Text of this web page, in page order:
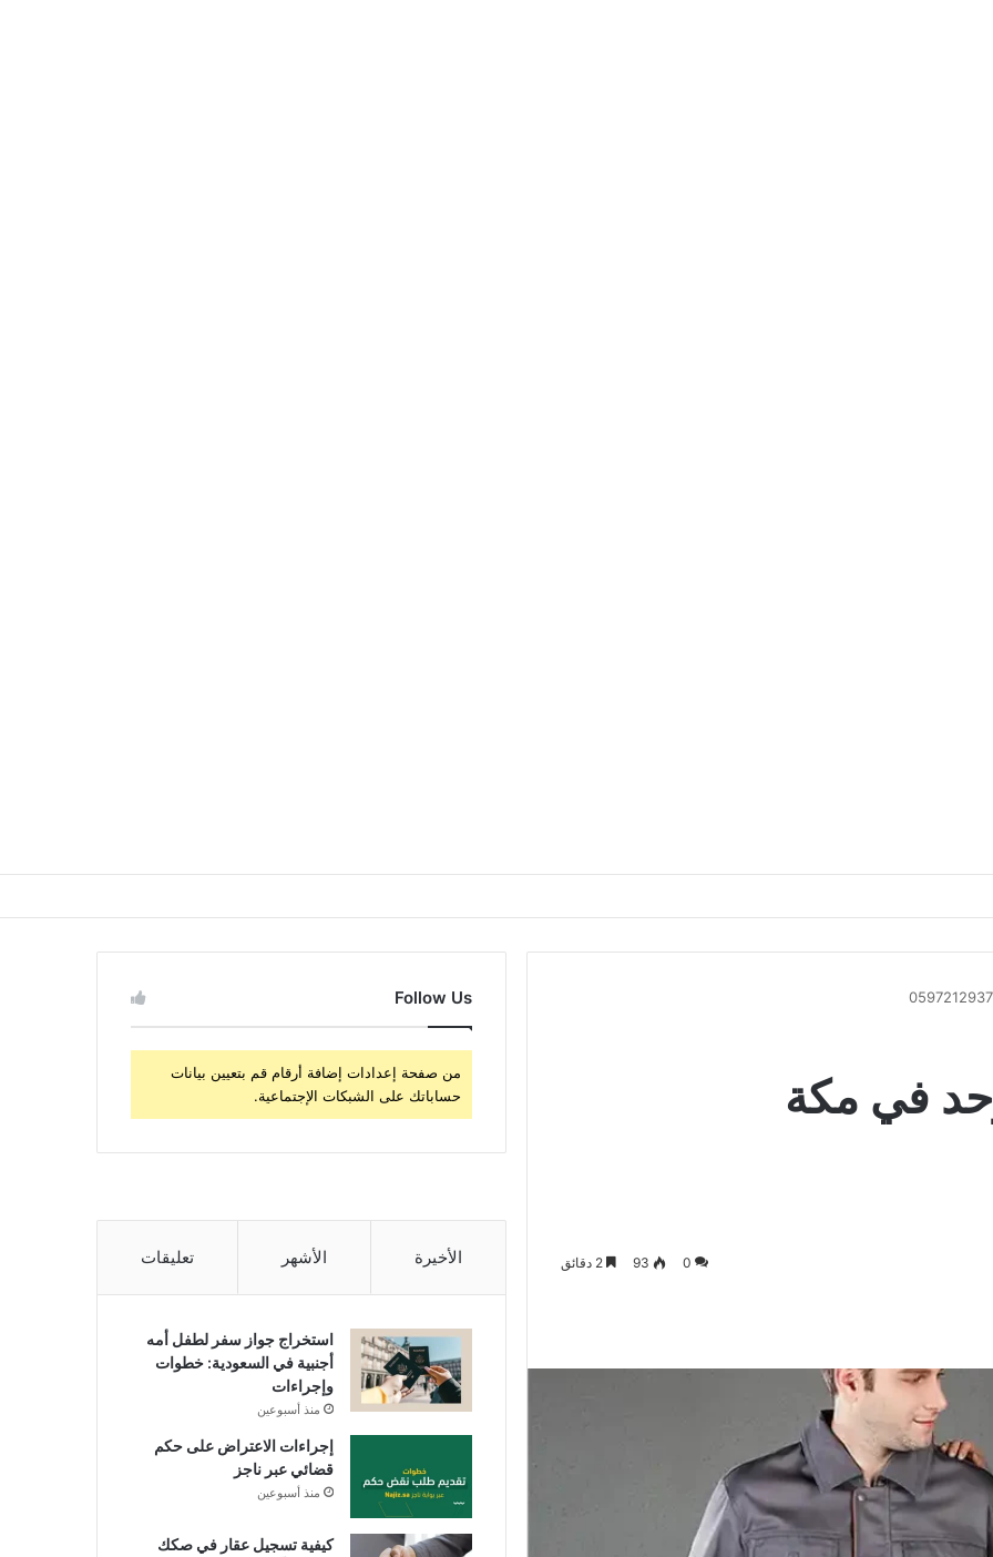
في مكة
0
93
Follow Us
من صفحة إعدادات إضافة أرقام قم بتعيين بيانات
حساباتك على الشبكات الإجتماعية.
الأخيرة الأشهر تعليقات
استخراج جواز سفر لطفل أمه
أجنبية في السعودية: خطوات
وإجراءات
منذ أسبوعين
إجراءات الاعتراض على حكم
قضائي عبر ناجز
منذ أسبوعين
كيفية تسجيل عقار في صكك